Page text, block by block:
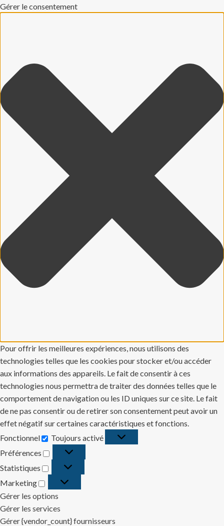
Gérer le consentement
Pour offrir les meilleures expériences, nous utilisons des
technologies telles que les cookies pour stocker et/ou accéder
aux informations des appareils. Le fait de consentir à ces
technologies nous permettra de traiter des données telles que le
comportement de navigation ou les ID uniques sur ce site. Le fait
de ne pas consentir ou de retirer son consentement peut avoir un
effet négatif sur certaines caractéristiques et fonctions.
Fonctionnel
Fonctionnel
Toujours activé
Préférences
Préférences
Statistiques
Statistiques
Marketing
Marketing
Gérer les options
Gérer les services
Gérer {vendor_count} fournisseurs